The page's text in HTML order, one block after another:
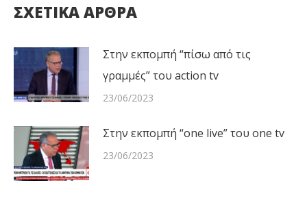
ΣΧΕΤΙΚΑ ΑΡΘΡΑ
Στην εκπομπή “πίσω από τις
γραμμές” του action tv
23/06/2023
Στην εκπομπή “one live” του one tv
23/06/2023